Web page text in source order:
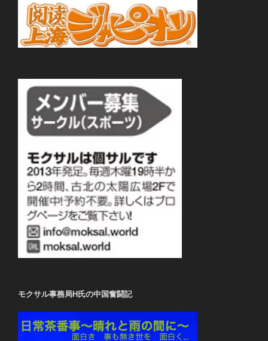
モクサル事務局H氏の中国奮闘記